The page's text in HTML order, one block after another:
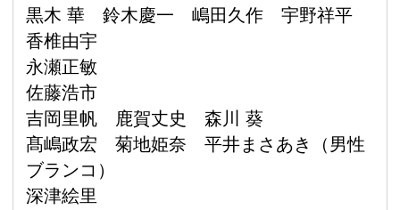
黒木 華 鈴木慶一 嶋田久作 宇野祥平
香椎由宇
永瀬正敏
佐藤浩市
吉岡里帆 鹿賀丈史 森川 葵
髙嶋政宏 菊地姫奈 平井まさあき（男性
ブランコ）
深津絵里